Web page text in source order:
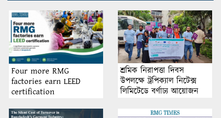
Four more RMG
factories earn LEED
certification
শ্রমিক নিরাপত্তা দিবস
উপলক্ষে ট্রপিক্যাল নিটেক্স
লিমিটেডে বর্ণাঢ্য আয়োজন